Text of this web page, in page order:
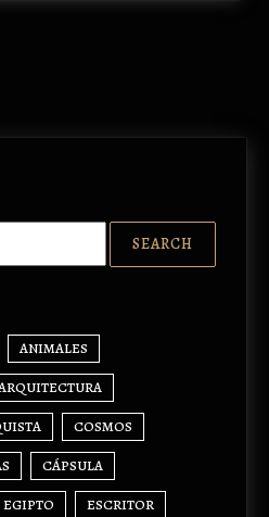
ANIMALES
COSMOS
CÁPSULA
EGIPTO ESCRITOR